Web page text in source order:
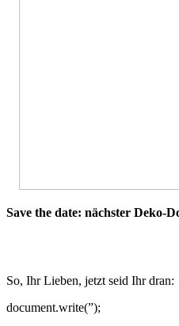
Save the date: nächster Deko-
Bis
Eure
So, Ihr Lieben, jetzt seid Ihr dran:
document.write(”);